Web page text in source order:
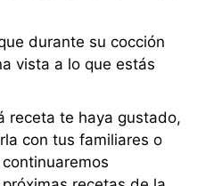
durante su cocción
vista a lo que estás
receta te haya gustado,
con tus familiares o